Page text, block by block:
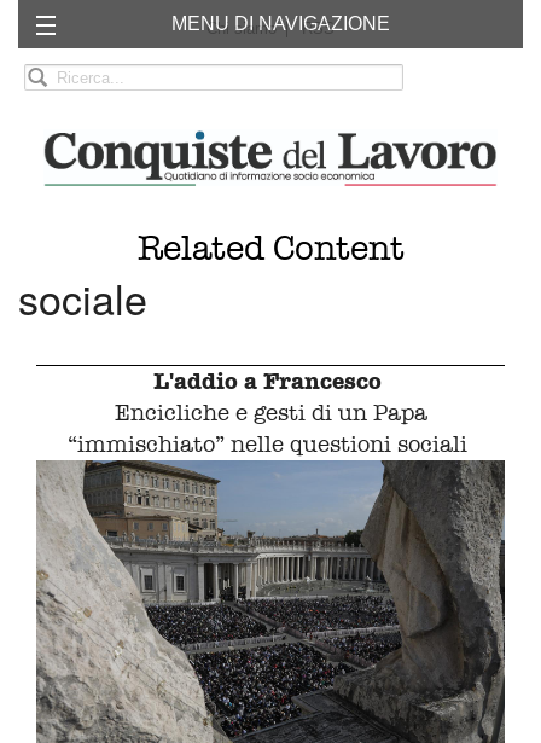
Chi siamo RSS
MENU DI NAVIGAZIONE
Related Content
sociale
L'addio a Francesco
Encicliche e gesti di un Papa
“immischiato” nelle questioni sociali